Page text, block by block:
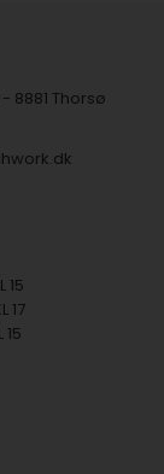
8881 Thorsø
15
17
15